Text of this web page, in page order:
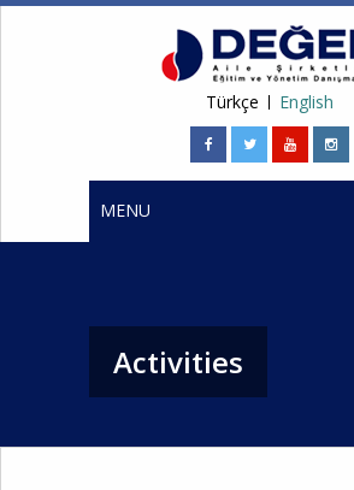
Türkçe English
MENU
Activities